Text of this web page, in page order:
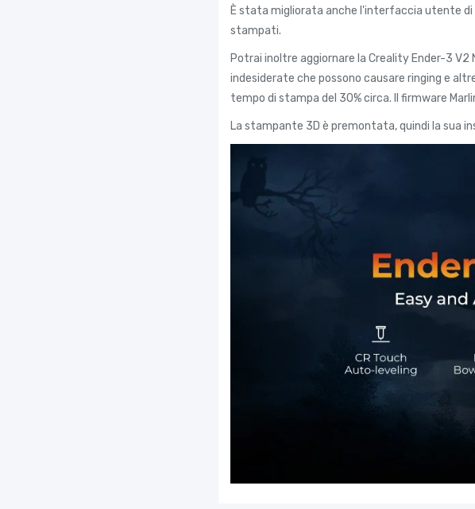
È stata migliorata anche l'interfaccia utente di
stampati.
Potrai inoltre aggiornare la Creality Ender-3
indesiderate che possono causare ringing e
tempo di stampa del 30% circa. Il firmware
La stampante 3D è premontata, quindi la sua